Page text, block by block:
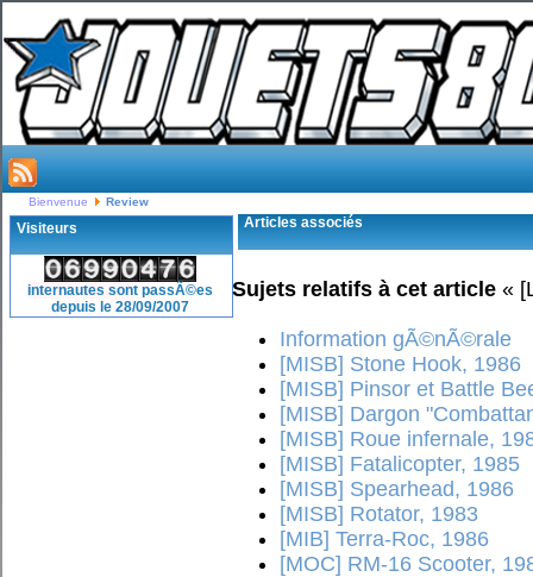
Bienvenue Review
Visiteurs
internautes sont passÃ©es
depuis le 28/09/2007
Articles associés
Sujets relatifs à cet article «
Information gÃ©nÃ©rale
[MISB] Stone Hook, 1986
[MISB] Pinsor et Battle
[MISB] Dargon
[MISB] Roue infernale,
[MISB] Fatalicopter, 1985
[MISB] Spearhead, 1986
[MISB] Rotator, 1983
[MIB] Terra-Roc, 1986
[MOC] RM-16 Scooter,